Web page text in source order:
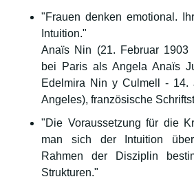
"Frauen denken emotional.
Intuition."
Anaïs Nin (21. Februar 1903
bei Paris als Angela Anaïs
Edelmira Nin y Culmell - 14.
Angeles), französische
"Die Voraussetzung für die
man sich der Intuition
Rahmen der Disziplin
Strukturen."